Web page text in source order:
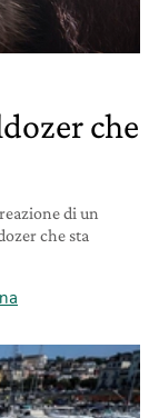
che
di un
che sta